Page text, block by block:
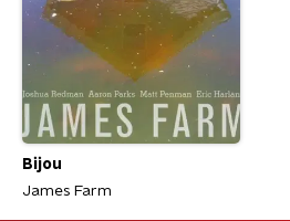
Bijou
James Farm